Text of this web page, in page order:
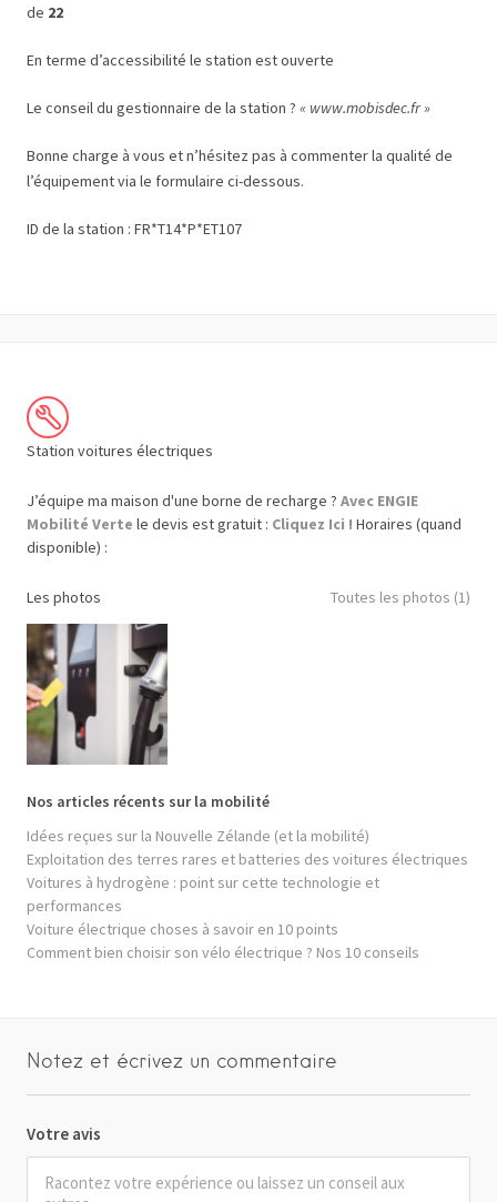
de 22
En terme d’accessibilité le station est ouverte
Le conseil du gestionnaire de la station ? « www.mobisdec.fr »
Bonne charge à vous et n’hésitez pas à commenter la qualité de
l’équipement via le formulaire ci-dessous.
ID de la station : FR*T14*P*ET107
Station voitures électriques
J’équipe ma maison d'une borne de recharge ? Avec ENGIE
Mobilité Verte le devis est gratuit : Cliquez Ici ! Horaires (quand
disponible) :
Les photos Toutes les photos (1)
Nos articles récents sur la mobilité
Idées reçues sur la Nouvelle Zélande (et la mobilité)
Exploitation des terres rares et batteries des voitures électriques
Voitures à hydrogène : point sur cette technologie et
performances
Voiture électrique choses à savoir en 10 points
Comment bien choisir son vélo électrique ? Nos 10 conseils
Notez et écrivez un commentaire
Votre avis